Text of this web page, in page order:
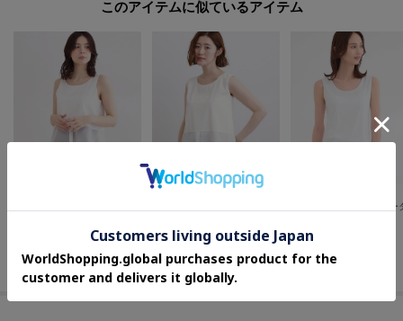
このアイテムに似ているアイテム
さらに10%OFF
さらに5%OFF
20%OFF
さらに10%OFF